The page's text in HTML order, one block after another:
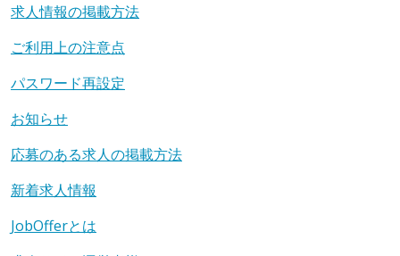
求人情報の掲載方法
ご利用上の注意点
パスワード再設定
お知らせ
応募のある求人の掲載方法
新着求人情報
JobOfferとは